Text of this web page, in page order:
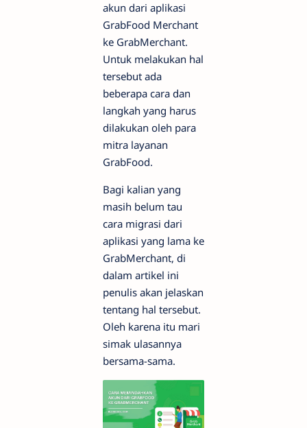
akun dari aplikasi
GrabFood Merchant
ke GrabMerchant.
Untuk melakukan hal
tersebut ada
beberapa cara dan
langkah yang harus
dilakukan oleh para
mitra layanan
GrabFood.
Bagi kalian yang
masih belum tau
cara migrasi dari
aplikasi yang lama ke
GrabMerchant, di
dalam artikel ini
penulis akan jelaskan
tentang hal tersebut.
Oleh karena itu mari
simak ulasannya
bersama-sama.